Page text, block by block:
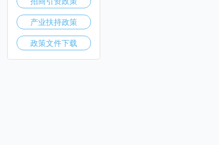
产业扶持政策
政策文件下载